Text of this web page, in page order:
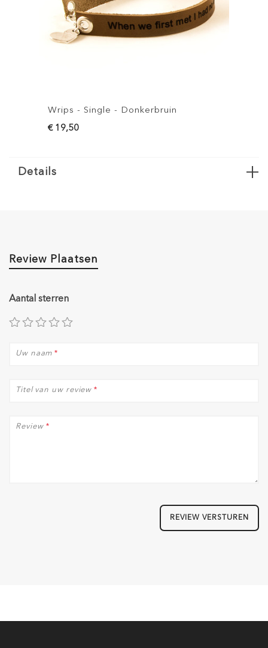
Single - Donkerbruin
Details
Review Plaatsen
Aantal sterren
*
Uw naam
*
Titel van uw review
*
Review
REVIEW VERSTUREN